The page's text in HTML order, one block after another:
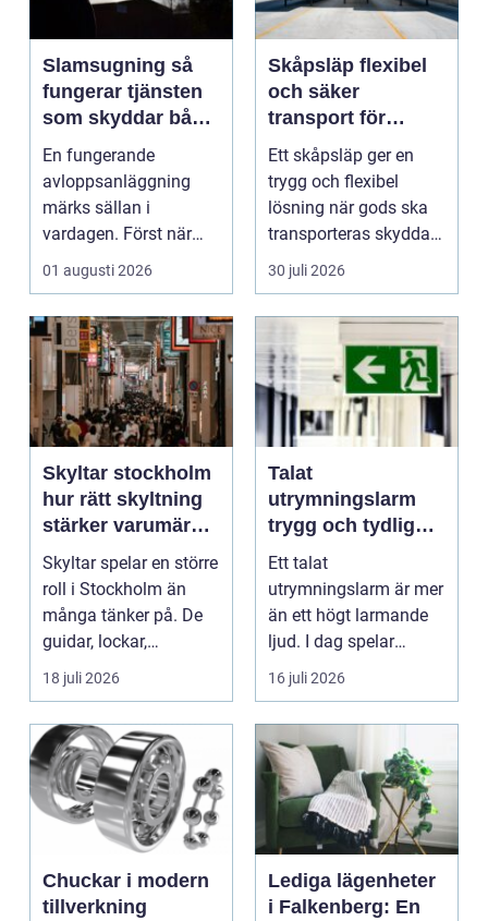
Slamsugning så
fungerar tjänsten
som skyddar både
hus och miljö
En fungerande
avloppsanläggning
märks sällan i
vardagen. Först när
brunnar svämmar över,
avlopp börj...
01 augusti 2026
Skåpsläp flexibel
och säker
transport för
företag och
privatpersoner
Ett skåpsläp ger en
trygg och flexibel
lösning när gods ska
transporteras skyddat
mot väder, insyn o...
30 juli 2026
Skyltar stockholm
hur rätt skyltning
stärker varumärket
i stadsmiljön
Skyltar spelar en större
roll i Stockholm än
många tänker på. De
guidar, lockar,
inspirerar och skap...
18 juli 2026
Talat
utrymningslarm
trygg och tydlig
vägledning vid kris
Ett talat
utrymningslarm är mer
än ett högt larmande
ljud. I dag spelar
tydliga
röstmeddelanden en
a...
16 juli 2026
Chuckar i modern
tillverkning
Lediga lägenheter
i Falkenberg: En